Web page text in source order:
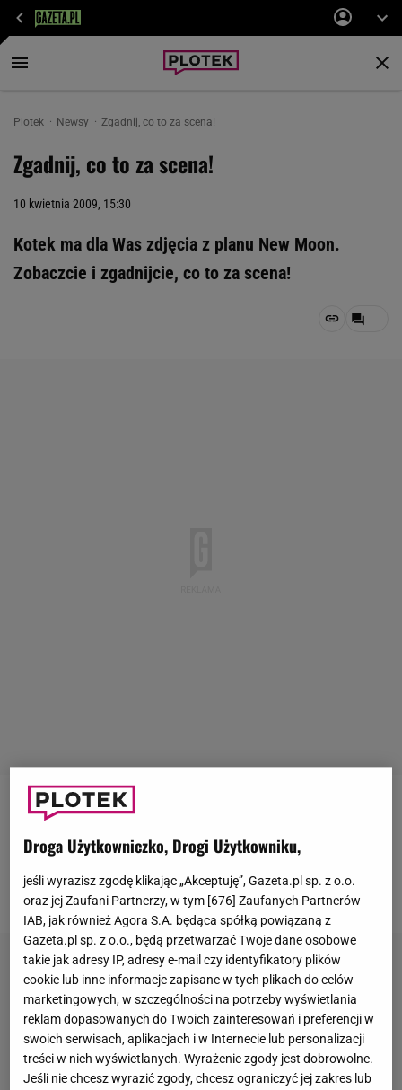
Plotek Newsy Zgadnij, co to za scena!
Zgadnij, co to za scena!
10 kwietnia 2009, 15:30
Kotek ma dla Was zdjęcia z planu New Moon.
Zobaczcie i zgadnijcie, co to za scena!
Jak wiecie, w tej chwili plan
Włoszech. Fanom serii ta podpowiedź powinna
co to za scena!
Droga Użytkowniczko, Drogi Użytkowniku,
jeśli wyrazisz zgodę klikając „Akceptuję”, Gazeta.pl sp. z o.o.
oraz jej Zaufani Partnerzy, w tym [676] Zaufanych Partnerów
IAB, jak również Agora S.A. będąca spółką powiązaną z
Gazeta.pl sp. z o.o., będą przetwarzać Twoje dane osobowe
takie jak adresy IP, adresy e-mail czy identyfikatory plików
cookie lub inne informacje zapisane w tych plikach do celów
marketingowych, w szczególności na potrzeby wyświetlania
reklam dopasowanych do Twoich zainteresowań i preferencji w
swoich serwisach, aplikacjach i w Internecie lub personalizacji
treści w nich wyświetlanych. Wyrażenie zgody jest dobrowolne.
Jeśli nie chcesz wyrazić zgody, chcesz ograniczyć jej zakres lub